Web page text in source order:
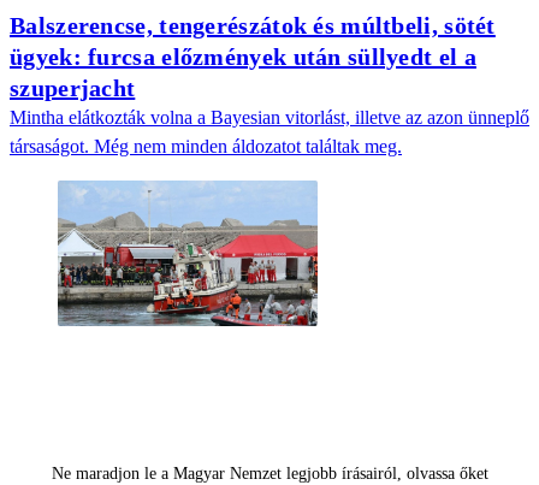
Balszerencse, tengerészátok és múltbeli, sötét
ügyek: furcsa előzmények után süllyedt el a
szuperjacht
Mintha elátkozták volna a Bayesian vitorlást, illetve az azon ünneplő
társaságot. Még nem minden áldozatot találtak meg.
Ne maradjon le a Magyar Nemzet legjobb írásairól, olvassa őket